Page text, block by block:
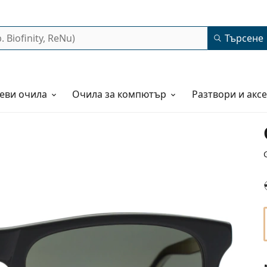
Търсене
очила Очила за компютър Разтвори и